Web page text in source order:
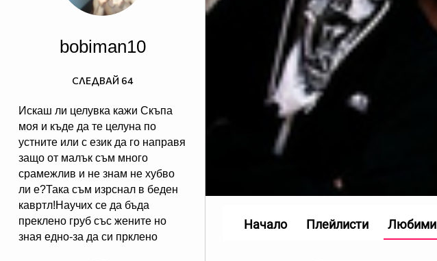
bobiman10
Искаш ли целувка кажи Скъпа
моя и къде да те целуна по
устните или с език да го направя
защо от малък съм много
срaмeжлив и не знам не хубво
ли e?Така съм изрснал в беден
кавртл!Научих се да бъда
преклено груб със жените но
зная едно-за да си прклено
СЛЕДВАЙ 64
Начало Плейлисти Любими